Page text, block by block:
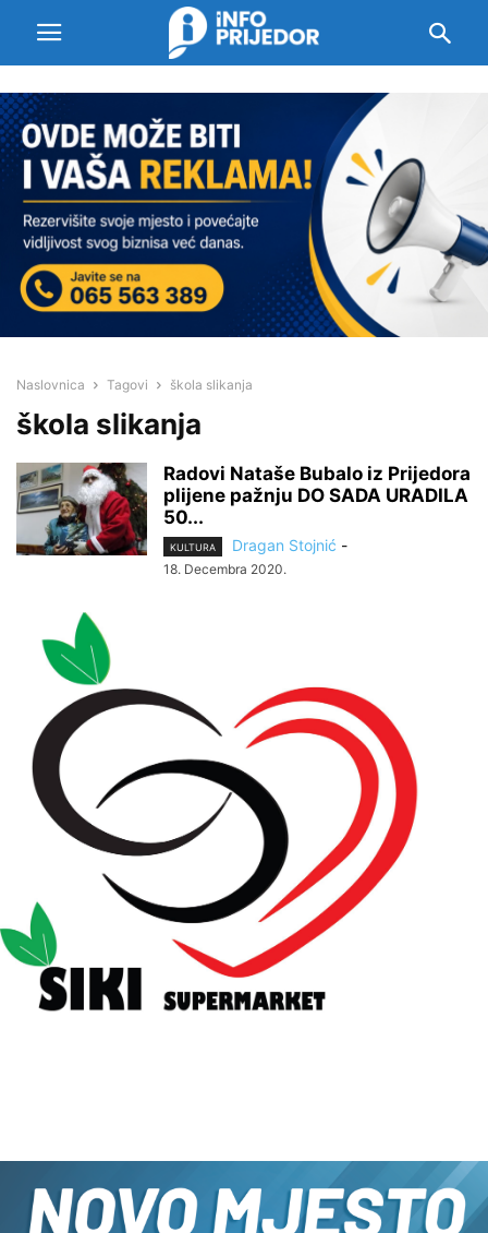
Naslovnica Tagovi škola slikanja
škola slikanja
Radovi Nataše Bubalo iz Prijedora
plijene pažnju DO SADA URADILA
50...
KULTURA Dragan Stojnić -
18. Decembra 2020.